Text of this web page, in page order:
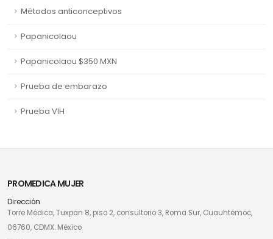
Métodos anticonceptivos
Papanicolaou
Papanicolaou $350 MXN
Prueba de embarazo
Prueba VIH
PROMEDICA MUJER
Dirección
Torre Médica, Tuxpan 8, piso 2, consultorio 3, Roma Sur, Cuauhtémoc,
06760, CDMX. México